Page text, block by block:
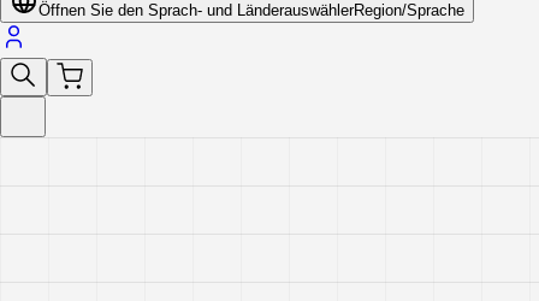
Öffnen Sie den Sprach- und LänderauswählerRegion/Sprache